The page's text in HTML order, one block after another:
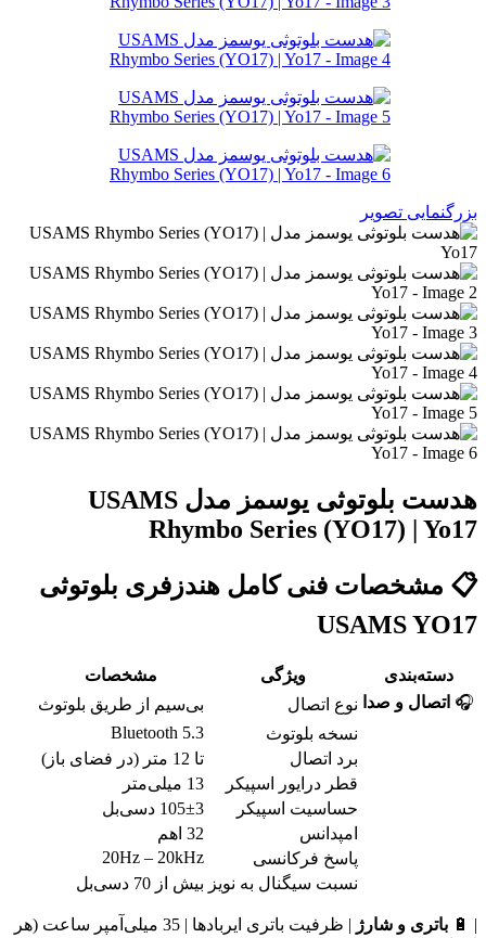
بزرگنمایی تصویر
هدست بلوتوثی یوسمز مدل USAMS
Rhymbo Series (YO17) | Yo17
📋 مشخصات فنی کامل هندزفری بلوتوثی
USAMS YO17
دسته‌بندی ویژگی
مشخصات
🎧 اتصال و صدا نوع اتصال
بی‌سیم از طریق بلوتوث
نسخه بلوتوث
Bluetooth 5.3
برد اتصال
تا 12 متر (در فضای باز)
قطر درایور اسپیکر
13 میلی‌متر
حساسیت اسپیکر
105±3 دسی‌بل
امپدانس
32 اهم
پاسخ فرکانسی
20Hz – 20kHz
نسبت سیگنال به نویز بیش از 70 دسی‌بل
| 🔋 باتری و شارژ
| ظرفیت باتری ایربادها | 35 میلی‌آمپر ساعت (هر